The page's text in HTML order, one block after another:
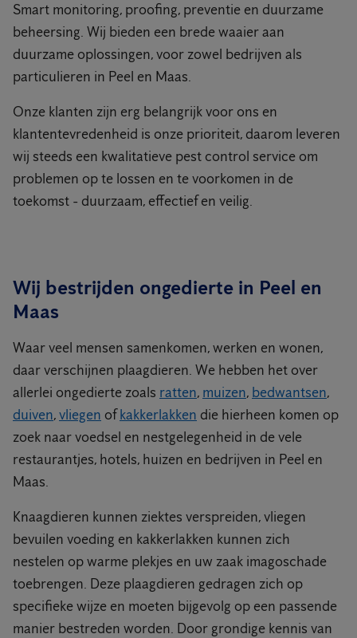
Smart monitoring, proofing, preventie en duurzame
beheersing. Wij bieden een brede waaier aan
duurzame oplossingen, voor zowel bedrijven als
particulieren in Peel en Maas.
Onze klanten zijn erg belangrijk voor ons en
klantentevredenheid is onze prioriteit, daarom leveren
wij steeds een kwalitatieve pest control service om
problemen op te lossen en te voorkomen in de
toekomst - duurzaam, effectief en veilig.
Wij bestrijden ongedierte in Peel en
Maas
Waar veel mensen samenkomen, werken en wonen,
daar verschijnen plaagdieren. We hebben het over
allerlei ongedierte zoals ratten, muizen, bedwantsen,
duiven,vliegen ofkakkerlakken die hierheen komen op
zoek naar voedsel en nestgelegenheid in de vele
restaurantjes, hotels, huizen en bedrijven in Peel en
Maas.
Knaagdieren kunnen ziektes verspreiden, vliegen
bevuilen voeding en kakkerlakken kunnen zich
nestelen op warme plekjes en uw zaak imagoschade
toebrengen. Deze plaagdieren gedragen zich op
specifieke wijze en moeten bijgevolg op een passende
manier bestreden worden. Door grondige kennis van